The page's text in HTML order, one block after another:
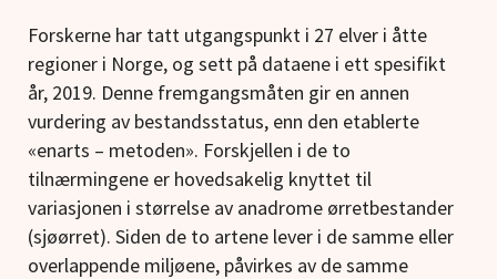
Forskerne har tatt utgangspunkt i 27 elver i åtte
regioner i Norge, og sett på dataene i ett spesifikt
år, 2019. Denne fremgangsmåten gir en annen
vurdering av bestandsstatus, enn den etablerte
«enarts – metoden». Forskjellen i de to
tilnærmingene er hovedsakelig knyttet til
variasjonen i størrelse av anadrome ørretbestander
(sjøørret). Siden de to artene lever i de samme eller
overlappende miljøene, påvirkes av de samme